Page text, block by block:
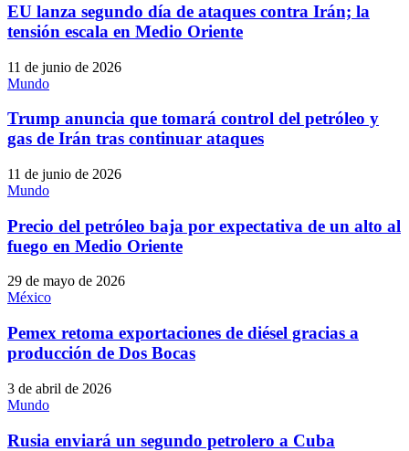
EU lanza segundo día de ataques contra Irán; la
tensión escala en Medio Oriente
11 de junio de 2026
Mundo
Trump anuncia que tomará control del petróleo y
gas de Irán tras continuar ataques
11 de junio de 2026
Mundo
Precio del petróleo baja por expectativa de un alto al
fuego en Medio Oriente
29 de mayo de 2026
México
Pemex retoma exportaciones de diésel gracias a
producción de Dos Bocas
3 de abril de 2026
Mundo
Rusia enviará un segundo petrolero a Cuba